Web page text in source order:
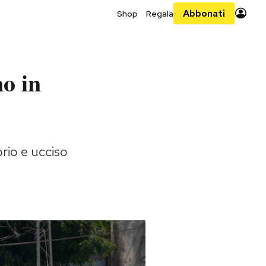
Shop Regala Abbonati
in
e ucciso